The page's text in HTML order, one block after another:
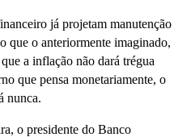
já projetam manutenção
que o anteriormente imaginado,
a inflação não dará trégua
que pensa monetariamente, o
nunca.
o presidente do Banco